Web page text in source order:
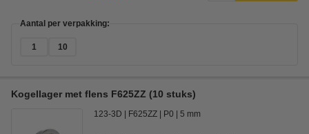
Aantal per verpakking:
1 10
Kogellager met flens F625ZZ (10 stuks)
123-3D F625ZZ P0 5 mm